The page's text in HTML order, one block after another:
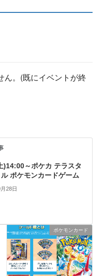
ん。(既にイベントが終
)14:00～ポケカ テラスタ
ポケモンカードゲーム
28日
ポケモンカード